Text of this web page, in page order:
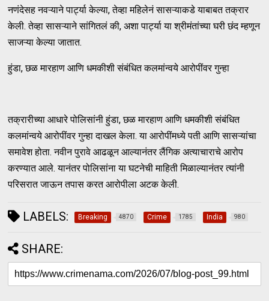
नणंदेसह नवऱ्याने पार्ट्या केल्या, तेव्हा महिलेनं सासऱ्याकडे याबाबत तक्रार
केली. तेव्हा सासऱ्याने सांगितलं की, अशा पार्ट्या या श्रीमंतांच्या घरी छंद म्हणून
साजऱ्या केल्या जातात.
हुंडा, छळ मारहाण आणि धमकीशी संबंधित कलमांन्वये आरोपींवर गुन्हा
तक्रारीच्या आधारे पोलिसांनी हुंडा, छळ मारहाण आणि धमकीशी संबंधित
कलमांन्वये आरोपींवर गुन्हा दाखल केला. या आरोपींमध्ये पती आणि सासऱ्यांचा
समावेश होता. नवीन पुरावे आढळून आल्यानंतर लैंगिक अत्याचाराचे आरोप
करण्यात आले. यानंतर पोलिसांना या घटनेची माहिती मिळाल्यानंतर त्यांनी
परिसरात जाऊन तपास करत आरोपीला अटक केली.
LABELS: Breaking 4870 Crime 1785 India 980
SHARE: